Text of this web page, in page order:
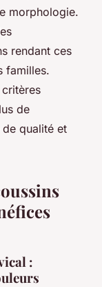
morphologie.
rendant ces
familles.
de
qualité et
: